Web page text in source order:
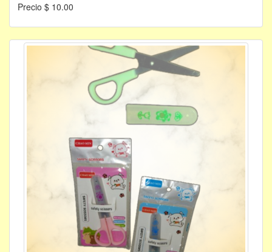
Precio $ 10.00